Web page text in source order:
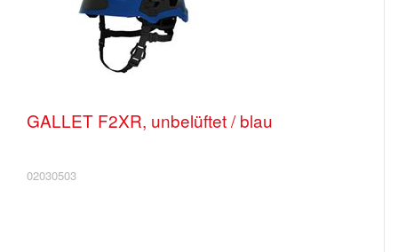
GALLET F2XR, unbelüftet / blau
02030503